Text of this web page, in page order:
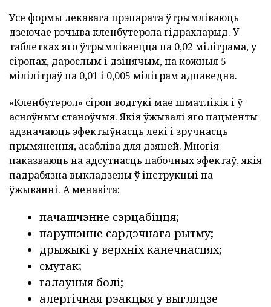
Усе формы лекавага прэпарата ўтрымліваюць
дзеючае рэчыва кленбутерола гідрахларыд. У
таблетках яго ўтрымліваецца па 0,02 міліграма, у
сіропах, дарослым і дзіцячым, на кожныя 5
мілілітраў па 0,01 і 0,005 міліграм адпаведна.
«Кленбутерол» сіроп водгукі мае шматлікія і ў
асноўным станоўчыя. Якія ўжывалі яго пацыенты
адзначаюць эфектыўнасць лекі і зручнасць
прымянення, асабліва для дзяцей. Многія
паказваюць на адсутнасць пабочных эфектаў, якія
падрабязна выкладзены ў інструкцыі па
ўжыванні. А менавіта:
пачашчэнне сэрцабіцця;
парушэнне сардэчнага рытму;
дрыжыкі ў верхніх канечнасцях;
смутак;
галаўныя болі;
алергічная рэакцыя ў выглядзе